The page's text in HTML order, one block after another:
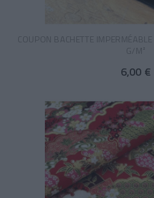
COUPON BACHETTE
G/M²
6,00 €